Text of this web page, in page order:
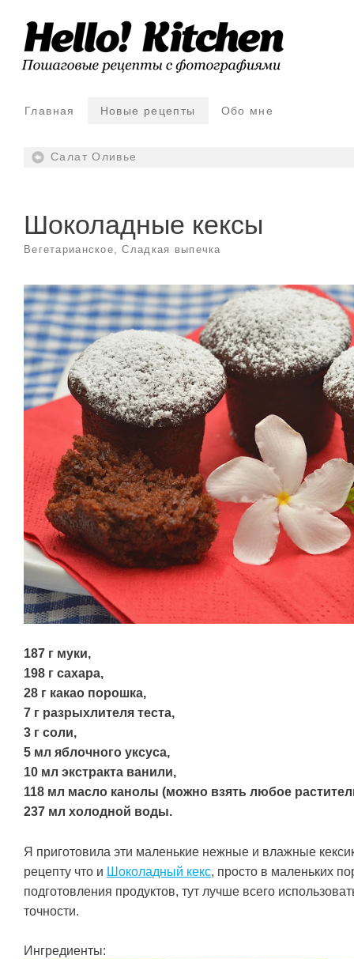
Главная Новые рецепты Обо мне
Салат Оливье
Шоколадные кексы
Вегетарианское,Сладкая выпечка
187 г муки,
198 г сахара,
28 г какао порошка,
7 г разрыхлителя теста,
3 г соли,
5 мл яблочного уксуса,
10 мл экстракта ванили,
118 мл масло канолы (можно взять любое
237 мл холодной воды.
Я приготовила эти маленькие нежные и влажные
рецепту что и Шоколадный кекс, просто в маленьких
подготовления продуктов, тут лучше всего
точности.
Ингредиенты: